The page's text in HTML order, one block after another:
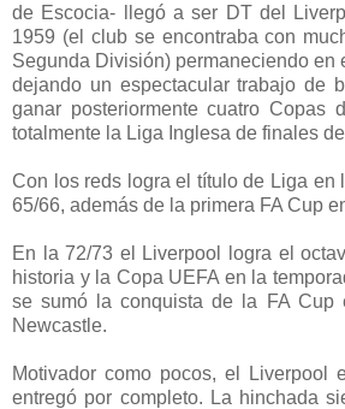
de Escocia- llegó a ser DT del
1959 (el club se encontraba con
Segunda División) permaneciendo en
dejando un espectacular trabajo de
ganar posteriormente cuatro Copas
totalmente la Liga Inglesa de finales
Con los reds logra el título de Liga en
65/66, además de la primera FA Cup
En la 72/73 el Liverpool logra el
historia y la Copa UEFA en la
se sumó la conquista de la FA Cup
Newcastle.
Motivador como pocos, el
entregó por completo. La hinchada